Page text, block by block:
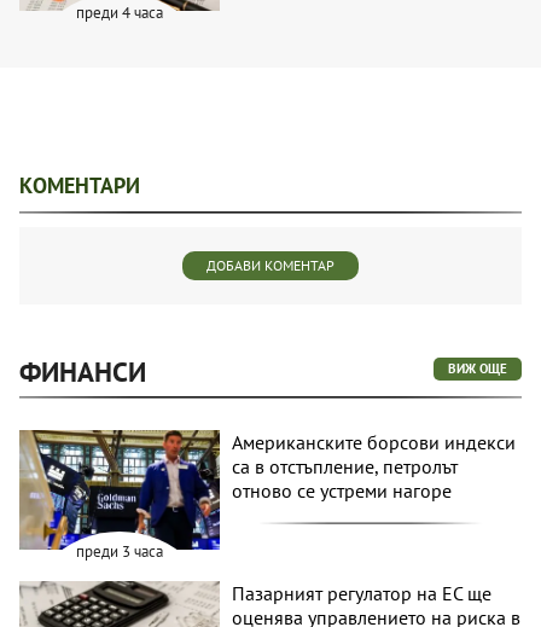
преди 4 часа
КОМЕНТАРИ
ДОБАВИ КОМЕНТАР
ФИНАНСИ ВИЖ ОЩЕ
преди 3 часа
Американските борсови индекси
са в отстъпление, петролът
отново се устреми нагоре
Пазарният регулатор на ЕС ще
оценява управлението на риска в